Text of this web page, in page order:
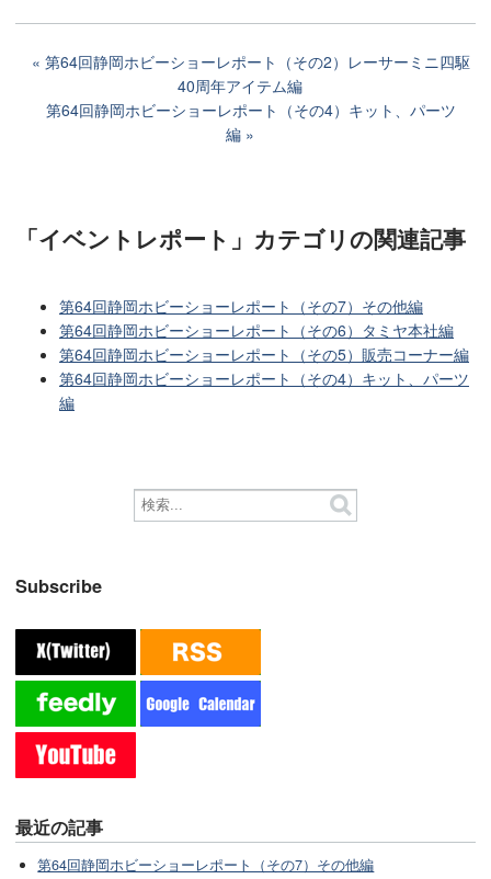
第64回静岡ホビーショーレポート（その2）レーサーミニ四駆
40周年アイテム編
第64回静岡ホビーショーレポート（その4）キット、パーツ
編
「イベントレポート」カテゴリの関連記事
第64回静岡ホビーショーレポート（その7）その他編
第64回静岡ホビーショーレポート（その6）タミヤ本社編
第64回静岡ホビーショーレポート（その5）販売コーナー編
第64回静岡ホビーショーレポート（その4）キット、パーツ
編
Subscribe
最近の記事
第64回静岡ホビーショーレポート（その7）その他編